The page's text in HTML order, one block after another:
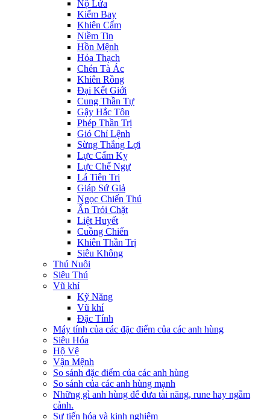
Nộ Lửa
Kiếm Bay
Khiên Cấm
Niềm Tin
Hồn Mệnh
Hỏa Thạch
Chén Tà Ác
Khiên Rồng
Đại Kết Giới
Cung Thần Tự
Gậy Hắc Tôn
Phép Thần Trị
Gió Chỉ Lệnh
Sừng Thắng Lợi
Lực Cấm Kỵ
Lực Chế Ngự
Lá Tiên Tri
Giáp Sứ Giả
Ngọc Chiến Thú
Ấn Trói Chặt
Liệt Huyết
Cuồng Chiến
Khiên Thần Trị
Siêu Không
Thú Nuôi
Siêu Thú
Vũ khí
Kỹ Năng
Vũ khí
Đặc Tính
Máy tính của các đặc điểm của các anh hùng
Siêu Hóa
Hộ Vệ
Vận Mệnh
So sánh đặc điểm của các anh hùng
So sánh của các anh hùng mạnh
Những gì anh hùng để đưa tài năng, rune hay ngắm
cảnh.
Sự tiến hóa và kinh nghiệm